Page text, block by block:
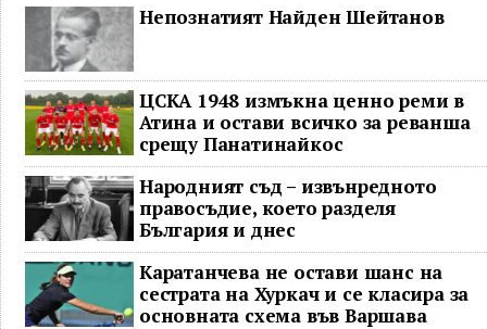
Непознатият Найден Шейтанов
ЦСКА 1948 измъкна ценно реми в
Атина и остави всичко за реванша
срещу Панатинайкос
Народният съд – извънредното
правосъдие, което разделя
България и днес
Каратанчева не остави шанс на
сестрата на Хуркач и се класира за
основната схема във Варшава